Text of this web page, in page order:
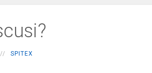
SPITEX